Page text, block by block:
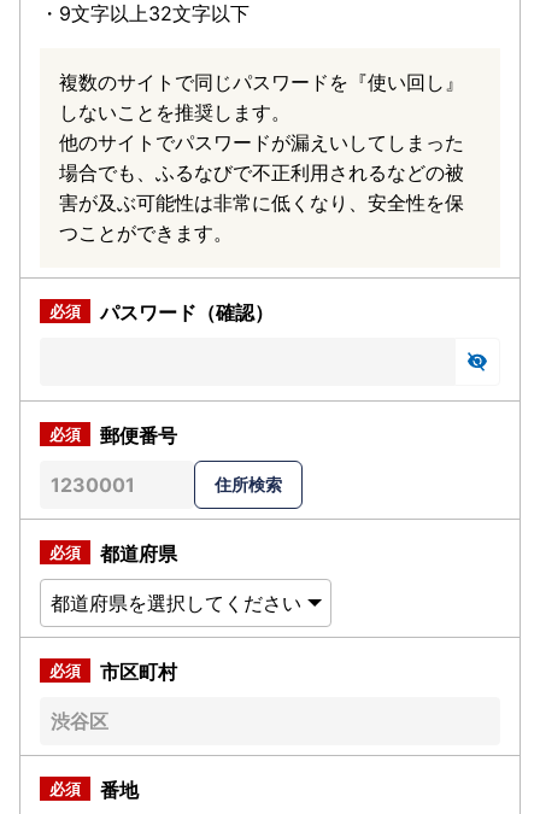
・9文字以上32文字以下
複数のサイトで同じパスワードを『使い回し』
しないことを推奨します。
他のサイトでパスワードが漏えいしてしまった
場合でも、ふるなびで不正利用されるなどの被
害が及ぶ可能性は非常に低くなり、安全性を保
つことができます。
パスワード（確認）
郵便番号
都道府県
市区町村
番地